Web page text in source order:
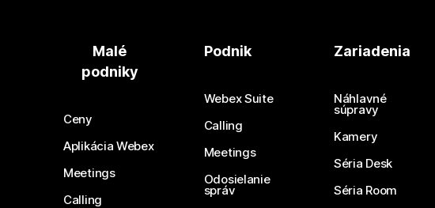
Malé
podniky
Ceny
Aplikácia Webex
Meetings
Calling
Podnik
Webex Suite
Calling
Meetings
Odosielanie
správ
Zariadenia
Náhlavné
súpravy
Kamery
Séria Desk
Séria Room